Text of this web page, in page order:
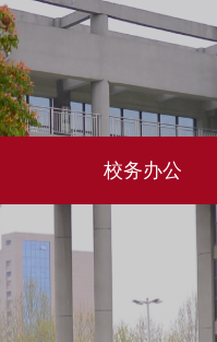
校务办公